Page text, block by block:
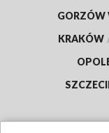
GORZÓW
KRAKÓW